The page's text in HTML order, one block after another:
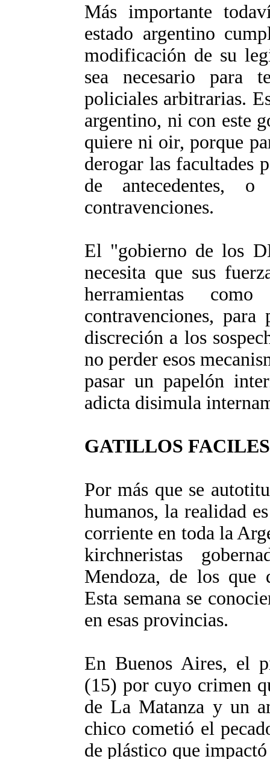
Más importante
estado argentino
modificación de su
sea necesario para
policiales arbitrarias.
argentino, ni con este
quiere ni oir, porque
derogar las facultades
de antecedentes,
contravenciones.
El "gobierno de los
necesita que sus
herramientas
contravenciones,
discreción a los
no perder esos
pasar un papelón
adicta disimula
GATILLOS
Por más que se
humanos, la realidad
corriente en toda la
kirchneristas
Mendoza, de los que
Esta semana se
en esas provincias.
En Buenos Aires, el
(15) por cuyo crimen
de La Matanza y un
chico cometió el
de plástico que